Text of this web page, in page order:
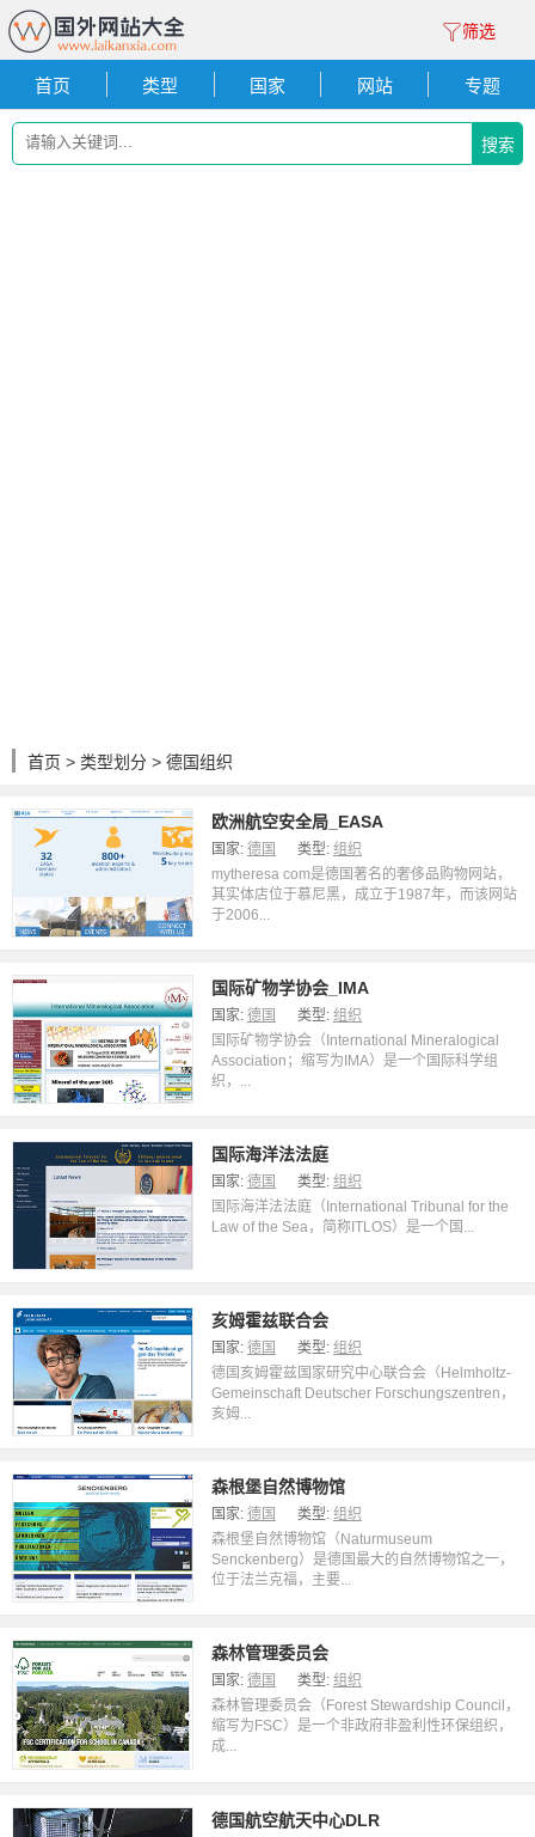
筛选
首页 类型 国家 网站 专题
搜索
首页 > 类型划分 > 德国组织
欧洲航空安全局_EASA
国家: 德国 类型: 组织
mytheresa com是德国著名的奢侈品购物网站，
其实体店位于慕尼黑，成立于1987年，而该网站
于2006...
国际矿物学协会_IMA
国家: 德国 类型: 组织
国际矿物学协会（International Mineralogical
Association；缩写为IMA）是一个国际科学组
织，...
国际海洋法法庭
国家: 德国 类型: 组织
国际海洋法法庭（International Tribunal for the
Law of the Sea，简称ITLOS）是一个国...
亥姆霍兹联合会
国家: 德国 类型: 组织
德国亥姆霍兹国家研究中心联合会（Helmholtz-
Gemeinschaft Deutscher Forschungszentren，
亥姆...
森根堡自然博物馆
国家: 德国 类型: 组织
森根堡自然博物馆（Naturmuseum
Senckenberg）是德国最大的自然博物馆之一，
位于法兰克福，主要...
森林管理委员会
国家: 德国 类型: 组织
森林管理委员会（Forest Stewardship Council，
缩写为FSC）是一个非政府非盈利性环保组织，
成...
德国航空航天中心DLR